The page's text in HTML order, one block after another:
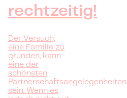
rechtzeitig!
Der Versuch,
eine Familie zu
gründen, kann
eine der
schönsten
Partnerschaftsangelegenheiten
sein. Wenn es